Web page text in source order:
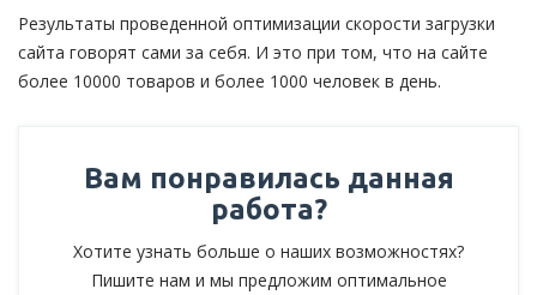
Результаты проведенной оптимизации скорости загрузки
сайта говорят сами за себя. И это при том, что на сайте
более 10000 товаров и более 1000 человек в день.
Вам понравилась данная
работа?
Хотите узнать больше о наших возможностях?
Пишите нам и мы предложим оптимальное